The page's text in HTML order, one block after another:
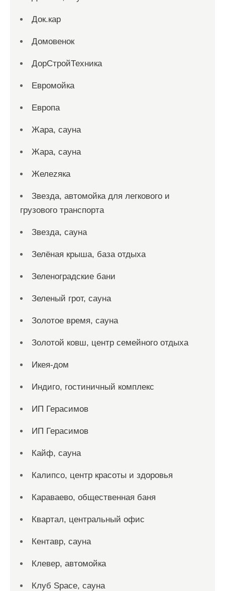
Док.кар
Домовенок
ДорСтройТехника
Евромойка
Европа
Жара, сауна
Жара, сауна
Желеzяка
Звезда, автомойка для легкового и
грузового транспорта
Звезда, сауна
Зелёная крыша, база отдыха
Зеленоградские бани
Зеленый грот, сауна
Золотое время, сауна
Золотой ковш, центр семейного отдыха
Икея-дом
Индиго, гостиничный комплекс
ИП Герасимов
ИП Герасимов
Кайф, сауна
Калипсо, центр красоты и здоровья
Караваево, общественная баня
Квартал, центральный офис
Кентавр, сауна
Клевер, автомойка
Клуб Space, сауна